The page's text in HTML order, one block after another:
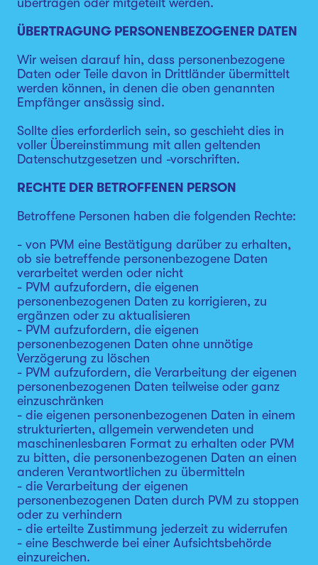
übertragen oder mitgeteilt werden.
ÜBERTRAGUNG PERSONENBEZOGENER DATEN
Wir weisen darauf hin, dass personenbezogene
Daten oder Teile davon in Drittländer übermittelt
werden können, in denen die oben genannten
Empfänger ansässig sind.
Sollte dies erforderlich sein, so geschieht dies in
voller Übereinstimmung mit allen geltenden
Datenschutzgesetzen und -vorschriften.
RECHTE DER BETROFFENEN PERSON
Betroffene Personen haben die folgenden Rechte:
- von PVM eine Bestätigung darüber zu erhalten,
ob sie betreffende personenbezogene Daten
verarbeitet werden oder nicht
- PVM aufzufordern, die eigenen
personenbezogenen Daten zu korrigieren, zu
ergänzen oder zu aktualisieren
- PVM aufzufordern, die eigenen
personenbezogenen Daten ohne unnötige
Verzögerung zu löschen
- PVM aufzufordern, die Verarbeitung der eigenen
personenbezogenen Daten teilweise oder ganz
einzuschränken
- die eigenen personenbezogenen Daten in einem
strukturierten, allgemein verwendeten und
maschinenlesbaren Format zu erhalten oder PVM
zu bitten, die personenbezogenen Daten an einen
anderen Verantwortlichen zu übermitteln
- die Verarbeitung der eigenen
personenbezogenen Daten durch PVM zu stoppen
oder zu verhindern
- die erteilte Zustimmung jederzeit zu widerrufen
- eine Beschwerde bei einer Aufsichtsbehörde
einzureichen.